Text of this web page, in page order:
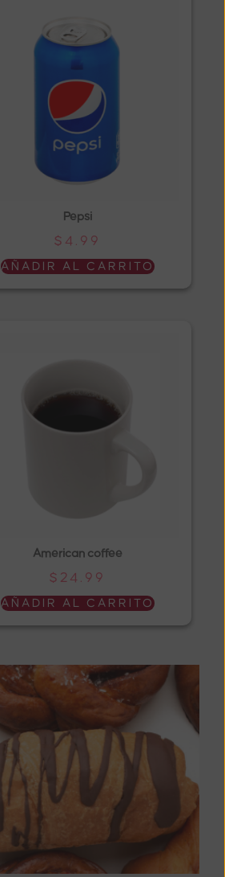
Pepsi
$ 4.99
AÑADIR AL CARRITO
American coffee
$ 24.99
AÑADIR AL CARRITO